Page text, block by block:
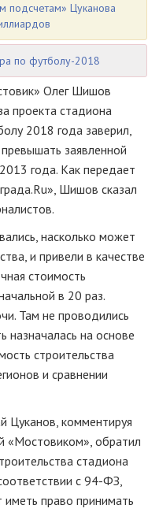
подсчетам» Цуканова
по футболу-2018
Олег Шишов
проекта стадиона
2018 года заверил,
заявленной
года. Как передает
Шишов сказал
насколько может
и привели в качестве
стоимость
в 20 раз.
Там не проводились
назначалась на основе
строительства
и сравнении
Цуканов, комментируя
«Мостовиком», обратил
стадиона
с 94-ФЗ,
право принимать